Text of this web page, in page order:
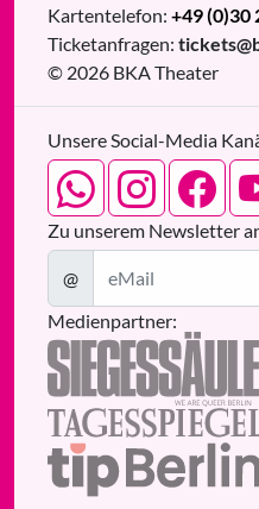
Kartentelefon: +49 (0)30
Ticketanfragen:
© 2026 BKA Theater
Unsere Social-Media
Zu unserem Newsletter
@
Medienpartner: